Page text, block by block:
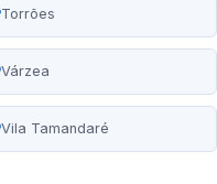
Torrões
Várzea
Vila Tamandaré